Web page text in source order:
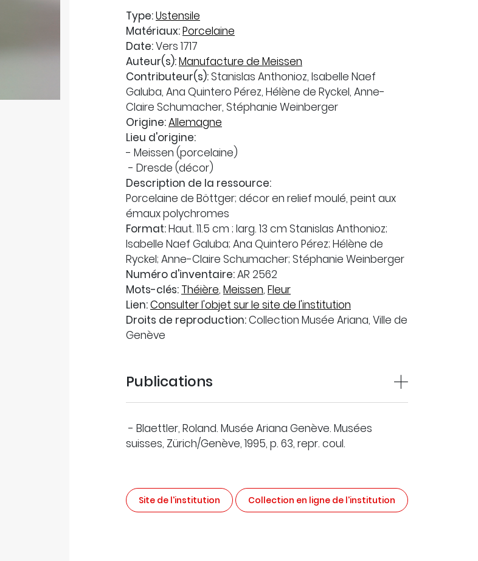
Type:Ustensile
Matériaux:Porcelaine
Date:Vers 1717
Auteur(s):Manufacture de Meissen
Contributeur(s):Stanislas Anthonioz, Isabelle Naef
Galuba, Ana Quintero Pérez, Hélène de Ryckel, Anne-
Claire Schumacher, Stéphanie Weinberger
Origine:Allemagne
Lieu d'origine:
- Meissen (porcelaine)
- Dresde (décor)
Description de la ressource:
Porcelaine de Böttger; décor en relief moulé, peint aux
émaux polychromes
Format:Haut. 11.5 cm ; larg. 13 cm Stanislas Anthonioz;
Isabelle Naef Galuba; Ana Quintero Pérez; Hélène de
Ryckel; Anne-Claire Schumacher; Stéphanie Weinberger
Numéro d'inventaire:AR 2562
Mots-clés: Théière, Meissen, Fleur
Lien:Consulter l'objet sur le site de l'institution
Droits de reproduction:Collection Musée Ariana, Ville de
Genève
Publications
- Blaettler, Roland. Musée Ariana Genève. Musées
suisses, Zürich/Genève, 1995, p. 63, repr. coul.
Site de l'institution Collection en ligne de l'institution